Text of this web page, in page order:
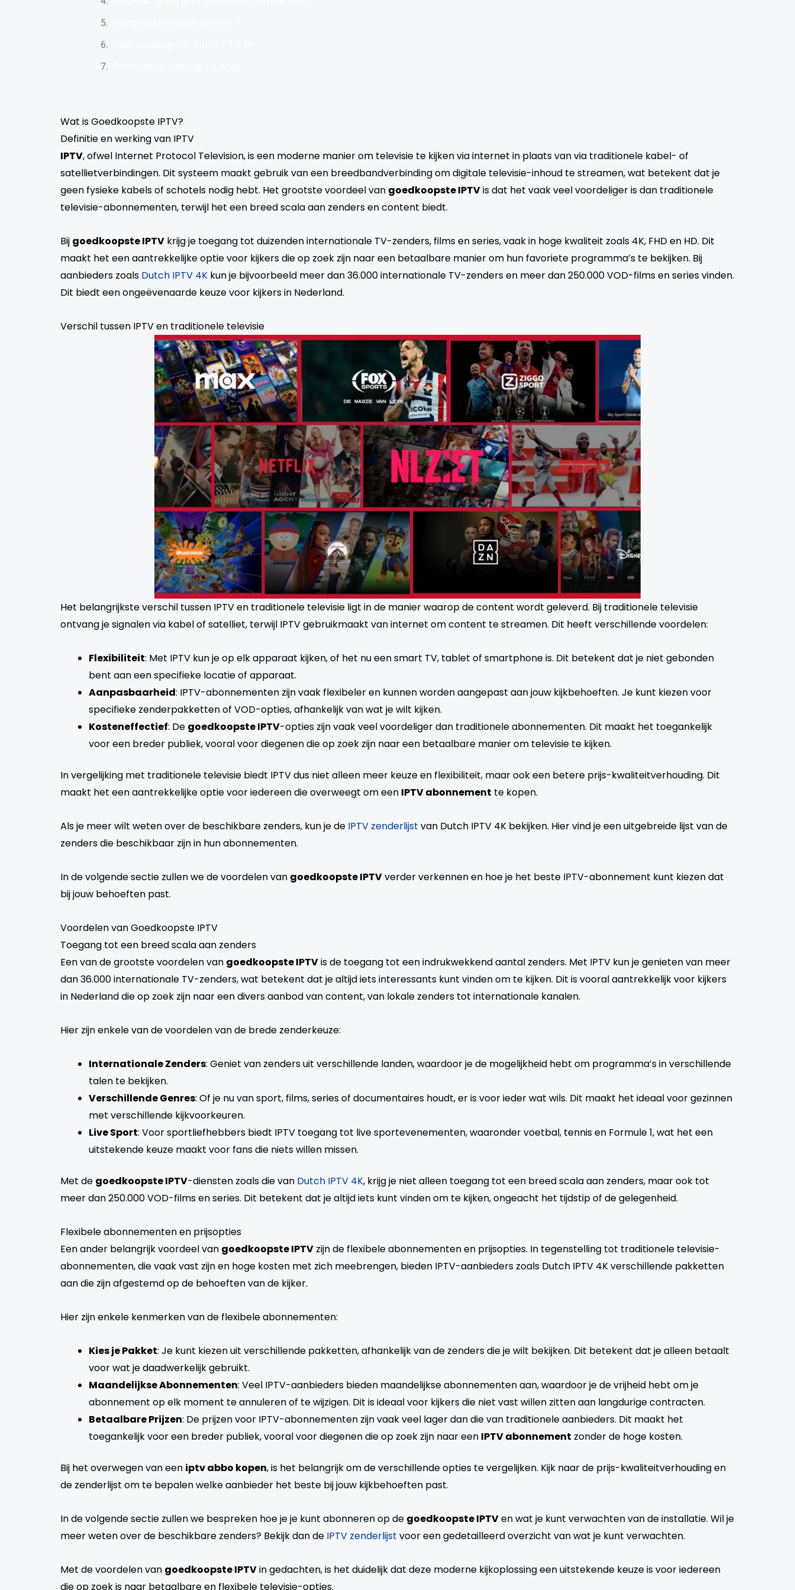
Wat is Goedkoopste IPTV?
Definitie en werking van IPTV
IPTV, ofwel Internet Protocol Television, is een moderne manier om televisie te kijken via internet in plaats van via traditionele kabel- of
satellietverbindingen. Dit systeem maakt gebruik van een breedbandverbinding om digitale televisie-inhoud te streamen, wat betekent dat je
geen fysieke kabels of schotels nodig hebt. Het grootste voordeel van goedkoopste IPTVis dat het vaak veel voordeliger is dan traditionele
televisie-abonnementen, terwijl het een breed scala aan zenders en content biedt.
Bij goedkoopste IPTV krijg je toegang tot duizenden internationale TV-zenders, films en series, vaak in hoge kwaliteit zoals 4K, FHD en HD. Dit
maakt het een aantrekkelijke optie voor kijkers die op zoek zijn naar een betaalbare manier om hun favoriete programma’s te bekijken. Bij
aanbieders zoals Dutch IPTV 4K kun je bijvoorbeeld meer dan 36.000 internationale TV-zenders en meer dan 250.000 VOD-films en series vinden.
Dit biedt een ongeëvenaarde keuze voor kijkers in Nederland.
Verschil tussen IPTV en traditionele televisie
Het belangrijkste verschil tussen IPTV en traditionele televisie ligt in de manier waarop de content wordt geleverd. Bij traditionele televisie
ontvang je signalen via kabel of satelliet, terwijl IPTV gebruikmaakt van internet om content te streamen. Dit heeft verschillende voordelen:
Flexibiliteit: Met IPTV kun je op elk apparaat kijken, of het nu een smart TV, tablet of smartphone is. Dit betekent dat je niet gebonden
bent aan een specifieke locatie of apparaat.
Aanpasbaarheid: IPTV-abonnementen zijn vaak flexibeler en kunnen worden aangepast aan jouw kijkbehoeften. Je kunt kiezen voor
specifieke zenderpakketten of VOD-opties, afhankelijk van wat je wilt kijken.
Kosteneffectief: De goedkoopste IPTV-opties zijn vaak veel voordeliger dan traditionele abonnementen. Dit maakt het toegankelijk
voor een breder publiek, vooral voor diegenen die op zoek zijn naar een betaalbare manier om televisie te kijken.
In vergelijking met traditionele televisie biedt IPTV dus niet alleen meer keuze en flexibiliteit, maar ook een betere prijs-kwaliteitverhouding. Dit
maakt het een aantrekkelijke optie voor iedereen die overweegt om een IPTV abonnement te kopen.
Als je meer wilt weten over de beschikbare zenders, kun je de IPTV zenderlijst van Dutch IPTV 4K bekijken. Hier vind je een uitgebreide lijst van de
zenders die beschikbaar zijn in hun abonnementen.
In de volgende sectie zullen we de voordelen van goedkoopste IPTVverder verkennen en hoe je het beste IPTV-abonnement kunt kiezen dat
bij jouw behoeften past.
Voordelen van Goedkoopste IPTV
Toegang tot een breed scala aan zenders
Een van de grootste voordelen van goedkoopste IPTVis de toegang tot een indrukwekkend aantal zenders. Met IPTV kun je genieten van meer
dan 36.000 internationale TV-zenders, wat betekent dat je altijd iets interessants kunt vinden om te kijken. Dit is vooral aantrekkelijk voor kijkers
in Nederland die op zoek zijn naar een divers aanbod van content, van lokale zenders tot internationale kanalen.
Hier zijn enkele van de voordelen van de brede zenderkeuze:
Internationale Zenders: Geniet van zenders uit verschillende landen, waardoor je de mogelijkheid hebt om programma’s in verschillende
talen te bekijken.
Verschillende Genres: Of je nu van sport, films, series of documentaires houdt, er is voor ieder wat wils. Dit maakt het ideaal voor gezinnen
met verschillende kijkvoorkeuren.
Live Sport: Voor sportliefhebbers biedt IPTV toegang tot live sportevenementen, waaronder voetbal, tennis en Formule 1, wat het een
uitstekende keuze maakt voor fans die niets willen missen.
Met de goedkoopste IPTV-diensten zoals die van Dutch IPTV 4K, krijg je niet alleen toegang tot een breed scala aan zenders, maar ook tot
meer dan 250.000 VOD-films en series. Dit betekent dat je altijd iets kunt vinden om te kijken, ongeacht het tijdstip of de gelegenheid.
Flexibele abonnementen en prijsopties
Een ander belangrijk voordeel van goedkoopste IPTV zijn de flexibele abonnementen en prijsopties. In tegenstelling tot traditionele televisie-
abonnementen, die vaak vast zijn en hoge kosten met zich meebrengen, bieden IPTV-aanbieders zoals Dutch IPTV 4K verschillende pakketten
aan die zijn afgestemd op de behoeften van de kijker.
Hier zijn enkele kenmerken van de flexibele abonnementen:
Kies je Pakket: Je kunt kiezen uit verschillende pakketten, afhankelijk van de zenders die je wilt bekijken. Dit betekent dat je alleen betaalt
voor wat je daadwerkelijk gebruikt.
Maandelijkse Abonnementen: Veel IPTV-aanbieders bieden maandelijkse abonnementen aan, waardoor je de vrijheid hebt om je
abonnement op elk moment te annuleren of te wijzigen. Dit is ideaal voor kijkers die niet vast willen zitten aan langdurige contracten.
Betaalbare Prijzen: De prijzen voor IPTV-abonnementen zijn vaak veel lager dan die van traditionele aanbieders. Dit maakt het
toegankelijk voor een breder publiek, vooral voor diegenen die op zoek zijn naar een IPTV abonnement zonder de hoge kosten.
Bij het overwegen van een iptv abbo kopen, is het belangrijk om de verschillende opties te vergelijken. Kijk naar de prijs-kwaliteitverhouding en
de zenderlijst om te bepalen welke aanbieder het beste bij jouw kijkbehoeften past.
In de volgende sectie zullen we bespreken hoe je je kunt abonneren op de goedkoopste IPTVen wat je kunt verwachten van de installatie. Wil je
meer weten over de beschikbare zenders? Bekijk dan de IPTV zenderlijst voor een gedetailleerd overzicht van wat je kunt verwachten.
Met de voordelen van goedkoopste IPTVin gedachten, is het duidelijk dat deze moderne kijkoplossing een uitstekende keuze is voor iedereen
die op zoek is naar betaalbare en flexibele televisie-opties.